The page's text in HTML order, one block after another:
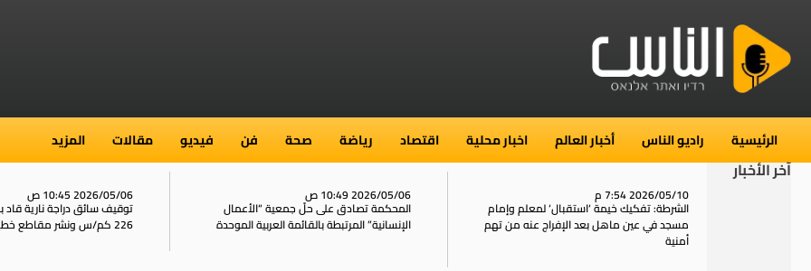
الرئيسية راديو الناس أخبار العالم اخبار محلية اقتصاد رياضة صحة فن فيديو مقالات المزيد
آخر الأخبار
2026/05/10 7:54 م
الشرطة: تفكيك خيمة ‘استقبال‘ لمعلم وإمام
مسجد في عين ماهل بعد الإفراج عنه من تهم
أمنية
2026/05/06 10:49 ص
المحكمة تصادق على حلّ جمعية “الأعمال
الإنسانية” المرتبطة بالقائمة العربية الموحدة
2026/05/06 10:45 ص
توقيف سائق دراجة نارية
226 كم/س ونشر مقاطع خطيرة على الشبكات